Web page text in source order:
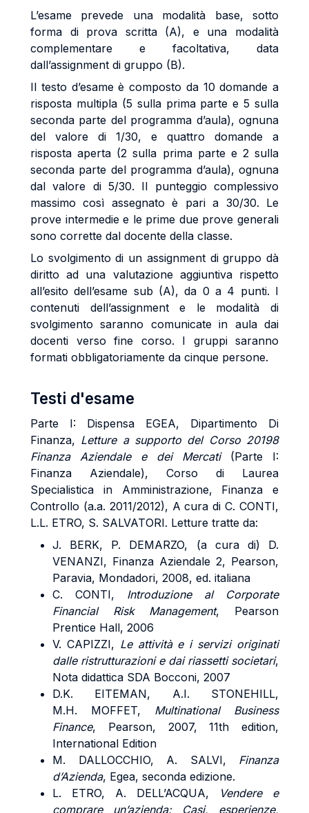
L’esame prevede una modalità base, sotto
forma di prova scritta (A), e una modalità
complementare e facoltativa, data
dall’assignment di gruppo (B).
Il testo d’esame è composto da 10 domande a
risposta multipla (5 sulla prima parte e 5 sulla
seconda parte del programma d’aula), ognuna
del valore di 1/30, e quattro domande a
risposta aperta (2 sulla prima parte e 2 sulla
seconda parte del programma d’aula), ognuna
dal valore di 5/30. Il punteggio complessivo
massimo così assegnato è pari a 30/30. Le
prove intermedie e le prime due prove generali
sono corrette dal docente della classe.
Lo svolgimento di un assignment di gruppo dà
diritto ad una valutazione aggiuntiva rispetto
all’esito dell’esame sub (A), da 0 a 4 punti. I
contenuti dell’assignment e le modalità di
svolgimento saranno comunicate in aula dai
docenti verso fine corso. I gruppi saranno
formati obbligatoriamente da cinque persone.
Testi d'esame
Parte I: Dispensa EGEA, Dipartimento Di
Finanza, Letture a supporto del Corso 20198
Finanza Aziendale e dei Mercati (Parte I:
Finanza Aziendale), Corso di Laurea
Specialistica in Amministrazione, Finanza e
Controllo (a.a. 2011/2012), A cura di C. CONTI,
L.L. ETRO, S. SALVATORI. Letture tratte da:
J. BERK, P. DEMARZO, (a cura di) D.
VENANZI, Finanza Aziendale 2, Pearson,
Paravia, Mondadori, 2008, ed. italiana
C. CONTI, Introduzione al Corporate
Financial Risk Management, Pearson
Prentice Hall, 2006
V. CAPIZZI, Le attività e i servizi originati
dalle ristrutturazioni e dai riassetti societari,
Nota didattica SDA Bocconi, 2007
D.K. EITEMAN, A.I. STONEHILL,
M.H. MOFFET, Multinational Business
Finance, Pearson, 2007, 11th edition,
International Edition
M. DALLOCCHIO, A. SALVI, Finanza
d’Azienda, Egea, seconda edizione.
L. ETRO, A. DELL’ACQUA,
Vendere e
comprare un’azienda: Casi, esperienze,